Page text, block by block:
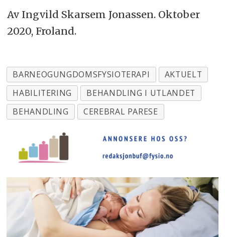
Av Ingvild Skarsem Jonassen. Oktober
2020, Froland.
BARNEOGUNGDOMSFYSIOTERAPI
AKTUELT
HABILITERING
BEHANDLING I UTLANDET
BEHANDLING
CEREBRAL PARESE